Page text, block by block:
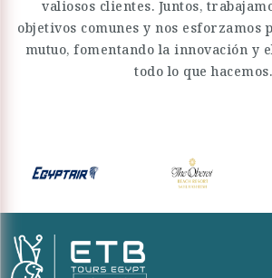
valiosos clientes. Juntos,
objetivos comunes y nos
mutuo, fomentando la innovación y
todo lo que hacemos.